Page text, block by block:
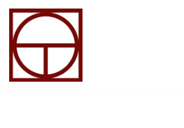
Pular
para
conteúdo